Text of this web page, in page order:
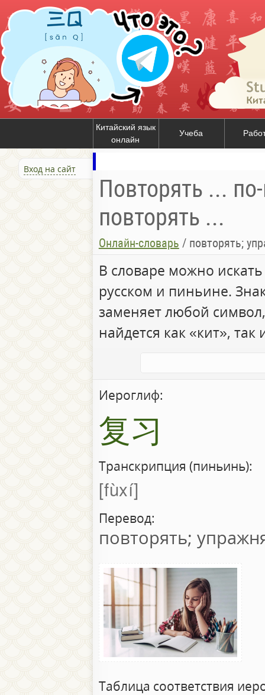
Китайский язык
онлайн
Учеба
Вход на сайт
Повторять ...
повторять ...
Онлайн-словарь / повторять;
В словаре можно
русском и пиньине.
заменяет любой
найдется как «кит», так
Иероглиф:
复习
Транскрипция (пиньинь):
fùxí
Перевод:
повторять;
Таблица соответствия